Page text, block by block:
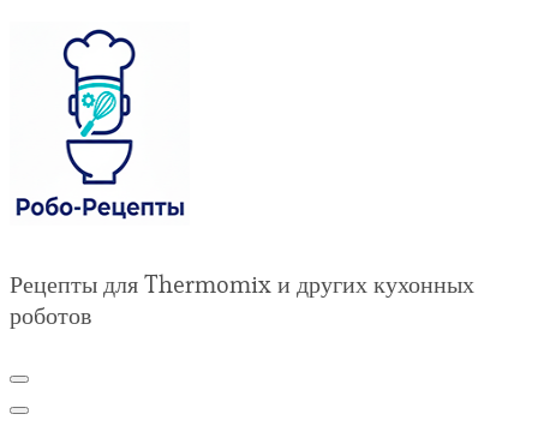
Рецепты для Thermomix и других кухонных
роботов